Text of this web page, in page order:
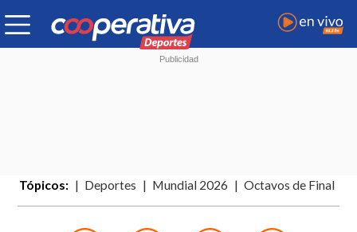
Tópicos: Deportes Mundial 2026 Octavos de Final